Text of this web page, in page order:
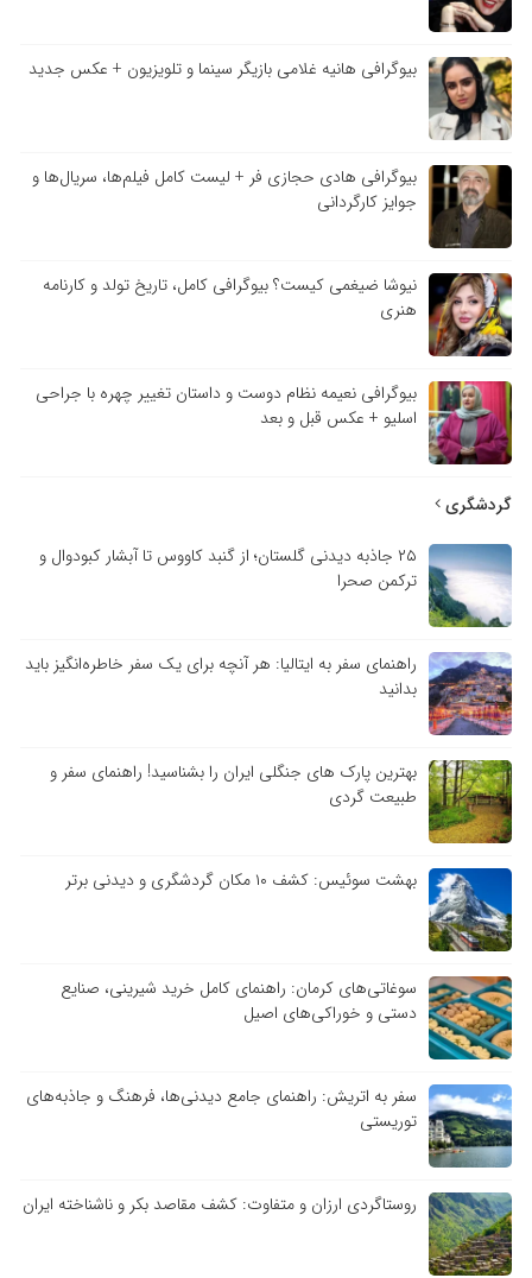
بیوگرافی هانیه غلامی بازیگر سینما و تلویزیون + عکس جدید
بیوگرافی هادی حجازی فر + لیست کامل فیلم‌ها، سریال‌ها و
جوایز کارگردانی
نیوشا ضیغمی کیست؟ بیوگرافی کامل، تاریخ تولد و کارنامه
هنری
بیوگرافی نعیمه نظام دوست و داستان تغییر چهره با جراحی
اسلیو + عکس قبل و بعد
گردشگری
۲۵ جاذبه دیدنی گلستان؛ از گنبد کاووس تا آبشار کبودوال و
ترکمن صحرا
راهنمای سفر به ایتالیا: هر آنچه برای یک سفر خاطره‌انگیز باید
بدانید
بهترین پارک های جنگلی ایران را بشناسید! راهنمای سفر و
طبیعت گردی
بهشت سوئیس: کشف ۱۰ مکان گردشگری و دیدنی برتر
سوغاتی‌های کرمان: راهنمای کامل خرید شیرینی، صنایع
دستی و خوراکی‌های اصیل
سفر به اتریش: راهنمای جامع دیدنی‌ها، فرهنگ و جاذبه‌های
توریستی
روستاگردی ارزان و متفاوت: کشف مقاصد بکر و ناشناخته ایران